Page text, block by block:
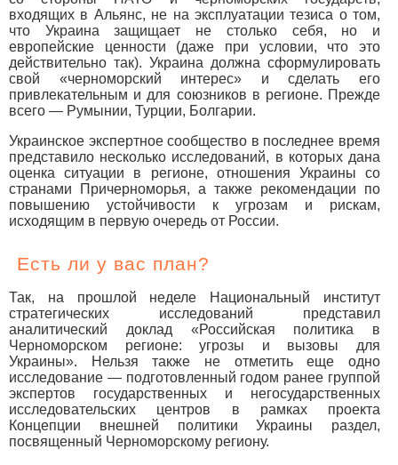
входящих в Альянс, не на эксплуатации тезиса о том,
что Украина защищает не столько себя, но и
европейские ценности (даже при условии, что это
действительно так). Украина должна сформулировать
свой «черноморский интерес» и сделать его
привлекательным и для союзников в регионе. Прежде
всего — Румынии, Турции, Болгарии.
Украинское экспертное сообщество в последнее время
представило несколько исследований, в которых дана
оценка ситуации в регионе, отношения Украины со
странами Причерноморья, а также рекомендации по
повышению устойчивости к угрозам и рискам,
исходящим в первую очередь от России.
Есть ли у вас план?
Так, на прошлой неделе Национальный институт
стратегических исследований представил
аналитический доклад «Российская политика в
Черноморском регионе: угрозы и вызовы для
Украины». Нельзя также не отметить еще одно
исследование — подготовленный годом ранее группой
экспертов государственных и негосударственных
исследовательских центров в рамках проекта
Концепции внешней политики Украины раздел,
посвященный Черноморскому региону.